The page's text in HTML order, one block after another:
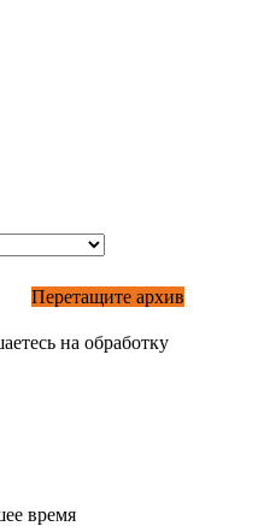
Перетащите архив
на обработку
время